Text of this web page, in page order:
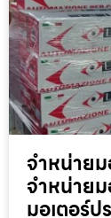
จำหน่ายม
จำหน่ายม
มอเตอร์ป